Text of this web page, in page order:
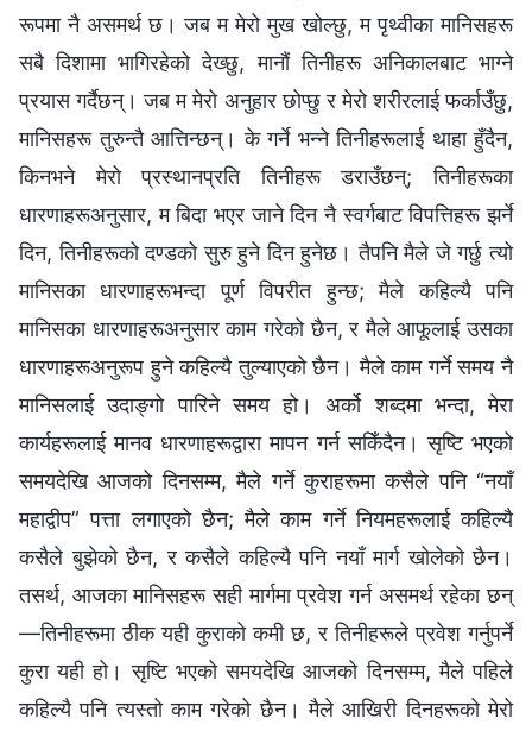
रूपमा नै असमर्थ छ। जब म मेरो मुख खोल्छु, म पृथ्वीका मानिसहरू
सबै दिशामा भागिरहेको देख्छु, मानौं तिनीहरू अनिकालबाट भाग्‍ने
प्रयास गर्दैछन्। जब म मेरो अनुहार छोप्छु र मेरो शरीरलाई फर्काउँछु,
मानिसहरू तुरुन्तै आत्तिन्छन्। के गर्ने भन्‍ने तिनीहरूलाई थाहा हुँदैन,
किनभने मेरो प्रस्थानप्रति तिनीहरू डराउँछन्; तिनीहरूका
धारणाहरूअनुसार, म बिदा भएर जाने दिन नै स्वर्गबाट विपत्तिहरू झर्ने
दिन, तिनीहरूको दण्डको सुरु हुने दिन हुनेछ। तैपनि मैले जे गर्छु त्यो
मानिसका धारणाहरूभन्दा पूर्ण विपरीत हुन्छ; मैले कहिल्यै पनि
मानिसका धारणाहरूअनुसार काम गरेको छैन, र मैले आफूलाई उसका
धारणाहरूअनुरूप हुने कहिल्यै तुल्याएको छैन। मैले काम गर्ने समय नै
मानिसलाई उदाङ्गो पारिने समय हो। अर्को शब्‍दमा भन्दा, मेरा
कार्यहरूलाई मानव धारणाहरूद्वारा मापन गर्न सकिँदैन। सृष्टि भएको
समयदेखि आजको दिनसम्‍म, मैले गर्ने कुराहरूमा कसैले पनि “नयाँ
महाद्वीप” पत्ता लगाएको छैन; मैले काम गर्ने नियमहरूलाई कहिल्यै
कसैले बुझेको छैन, र कसैले कहिल्यै पनि नयाँ मार्ग खोलेको छैन।
तसर्थ, आजका मानिसहरू सही मार्गमा प्रवेश गर्न असमर्थ रहेका छन्
—तिनीहरूमा ठीक यही कुराको कमी छ, र तिनीहरूले प्रवेश गर्नुपर्ने
कुरा यही हो। सृष्टि भएको समयदेखि आजको दिनसम्‍म, मैले पहिले
कहिल्यै पनि त्यस्तो काम गरेको छैन। मैले आखिरी दिनहरूको मेरो